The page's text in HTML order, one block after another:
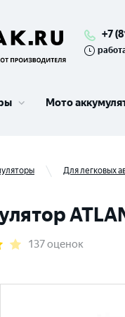
+7
Мото
Для легковых
137 оценок